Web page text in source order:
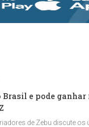
Brasil e pode
de Zebu discute os